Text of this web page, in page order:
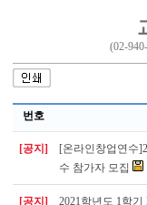
(02-940-
번호
[공지]
[온라인창업연수
수 참가자 모집
[공지] 2021학년도 1학